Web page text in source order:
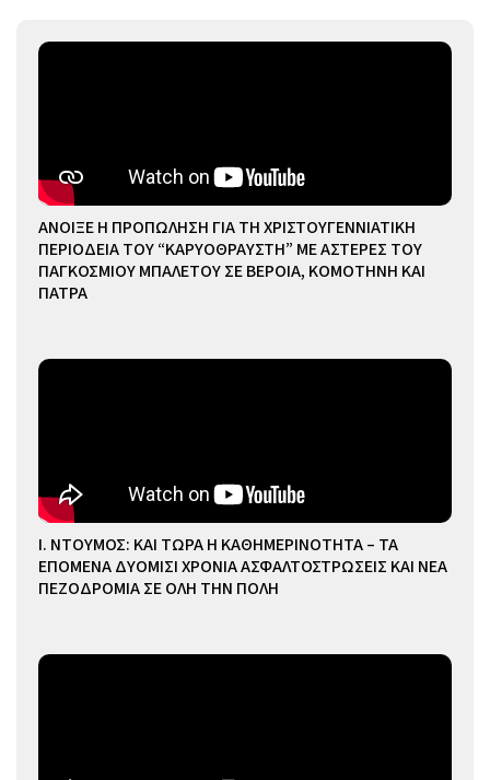
ΑΝΟΙΞΕ Η ΠΡΟΠΩΛΗΣΗ ΓΙΑ ΤΗ ΧΡΙΣΤΟΥΓΕΝΝΙΑΤΙΚΗ
ΠΕΡΙΟΔΕΙΑ ΤΟΥ “ΚΑΡΥΟΘΡΑΥΣΤΗ” ΜΕ ΑΣΤΕΡΕΣ ΤΟΥ
ΠΑΓΚΟΣΜΙΟΥ ΜΠΑΛΕΤΟΥ ΣΕ ΒΕΡΟΙΑ, ΚΟΜΟΤΗΝΗ ΚΑΙ
ΠΑΤΡΑ
Ι. ΝΤΟΥΜΟΣ: ΚΑΙ ΤΩΡΑ Η ΚΑΘΗΜΕΡΙΝΟΤΗΤΑ – ΤΑ
ΕΠΟΜΕΝΑ ΔΥΟΜΙΣΙ ΧΡΟΝΙΑ ΑΣΦΑΛΤΟΣΤΡΩΣΕΙΣ ΚΑΙ ΝΕΑ
ΠΕΖΟΔΡΟΜΙΑ ΣΕ ΟΛΗ ΤΗΝ ΠΟΛΗ